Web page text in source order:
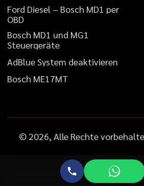
Ford Diesel – Bosch MD1 per
OBD
Bosch MD1 und MG1
Steuergeräte
AdBlueSystem deaktivieren
Bosch ME17MT
© 2026, Alle Rechte